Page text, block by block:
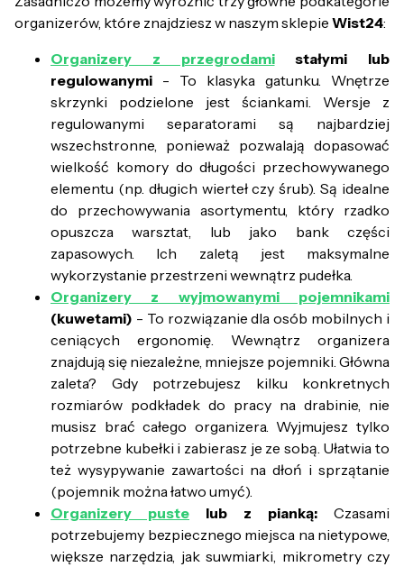
organizerów, które znajdziesz w naszym sklepie Wist24:
Organizery z przegrodamistałymi lub
regulowanymi - To klasyka gatunku. Wnętrze
skrzynki podzielone jest ściankami. Wersje z
regulowanymi separatorami są najbardziej
wszechstronne, ponieważ pozwalają dopasować
wielkość komory do długości przechowywanego
elementu (np. długich wierteł czy śrub). Są idealne
do przechowywania asortymentu, który rzadko
opuszcza warsztat, lub jako bank części
zapasowych. Ich zaletą jest maksymalne
wykorzystanie przestrzeni wewnątrz pudełka.
Organizery z wyjmowanymi pojemnikami
(kuwetami) - To rozwiązanie dla osób mobilnych i
ceniących ergonomię. Wewnątrz organizera
znajdują się niezależne, mniejsze pojemniki. Główna
zaleta? Gdy potrzebujesz kilku konkretnych
rozmiarów podkładek do pracy na drabinie, nie
musisz brać całego organizera. Wyjmujesz tylko
potrzebne kubełki i zabierasz je ze sobą. Ułatwia to
też wysypywanie zawartości na dłoń i sprzątanie
(pojemnik można łatwo umyć).
Organizery puste lub z pianką: Czasami
potrzebujemy bezpiecznego miejsca na nietypowe,
większe narzędzia, jak suwmiarki, mikrometry czy